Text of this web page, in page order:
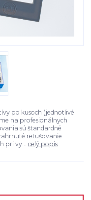
po kusoch (jednotlivé
na profesionálnych
sú štandardné
retušovanie
pri vy... celý popis